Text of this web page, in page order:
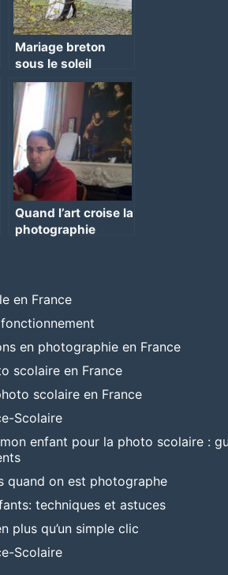
Mariage breton
sous le soleil
Quand l’art croise la
photographie
en France
en photographie en France
scolaire en France
scolaire en France
Scolaire
enfant pour la photo scolaire :
quand on est photographe
techniques et astuces
plus qu’un simple clic
Scolaire